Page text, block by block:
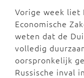
Vorige week liet
Economische
weten dat de
volledig
oorspronkelijk
Russische inval